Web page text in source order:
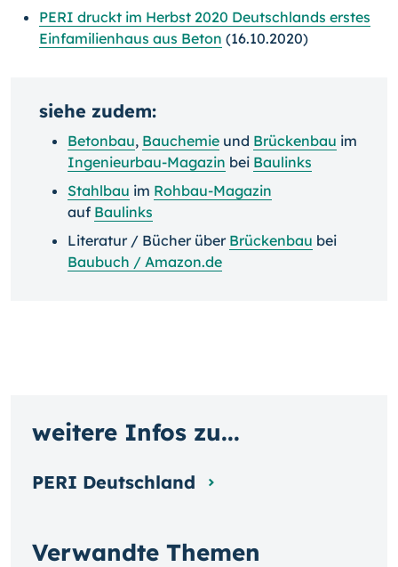
PERI druckt im Herbst 2020 Deutschlands erstes
Einfamilienhaus aus Beton (16.10.2020)
siehe zudem:
Betonbau, Bauchemie und Brückenbau im
Ingenieurbau-Magazin bei Baulinks
Stahlbau im Rohbau-Magazin
auf Baulinks
Literatur / Bücher über Brückenbau bei
Baubuch / Amazon.de
Verwandte Themen
weitere Infos zu...
PERI Deutschland